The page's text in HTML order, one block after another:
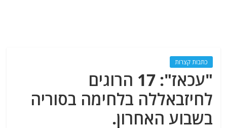
כתבות קצרות
"עכאז": 17 הרוגים
לחיזבאללה בלחימה בסוריה
בשבוע האחרון.